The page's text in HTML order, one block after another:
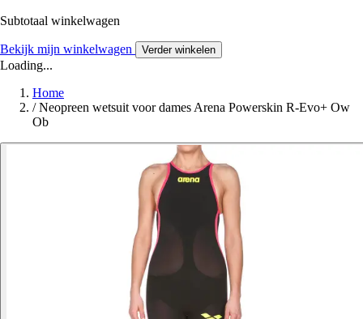
Subtotaal winkelwagen
Bekijk mijn winkelwagen Verder winkelen
Loading...
Home
/ Neopreen wetsuit voor dames Arena Powerskin R-Evo+ Ow
Ob